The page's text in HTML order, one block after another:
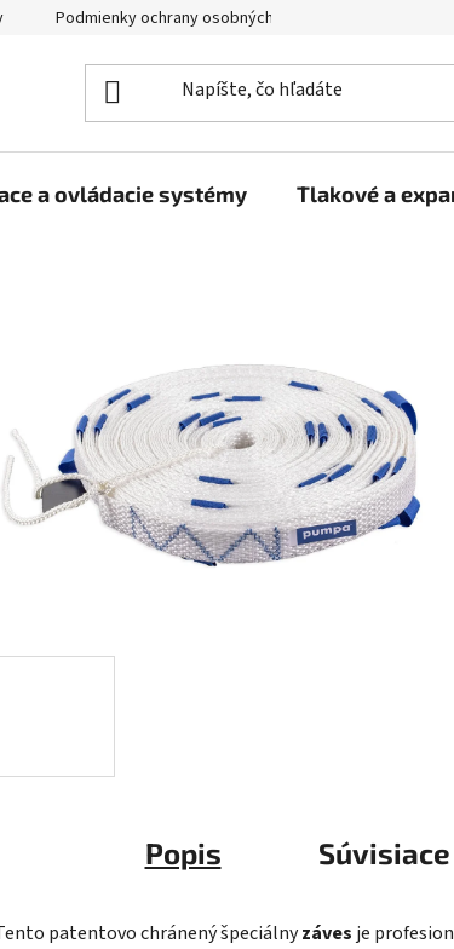
Podmienky ochrany osobných údajov
a ovládacie systémy Tlakové a
Popis
patentovo chránený špeciálnyzáves je